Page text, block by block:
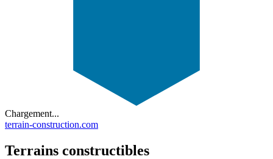
Chargement...
terrain-construction.com
Terrains constructibles